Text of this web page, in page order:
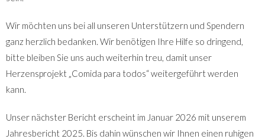
Wir möchten uns bei all unseren Unterstützern und Spendern
ganz herzlich bedanken. Wir benötigen Ihre Hilfe so dringend,
bitte bleiben Sie uns auch weiterhin treu, damit unser
Herzensprojekt „Comida para todos“ weitergeführt werden
kann.
Unser nächster Bericht erscheint im Januar 2026 mit unserem
Jahresbericht 2025. Bis dahin wünschen wir Ihnen einen ruhigen